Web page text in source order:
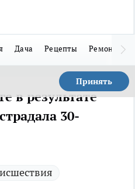
Дача Рецепты Ремонт
Принять
в результате
30-